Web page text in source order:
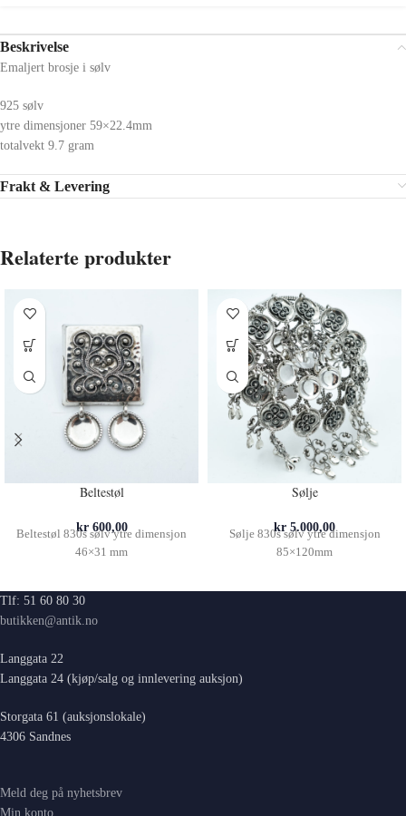
Beskrivelse
Emaljert brosje i sølv
925 sølv
ytre dimensjoner 59×22.4mm
totalvekt 9.7 gram
Frakt & Levering
Relaterte produkter
Beltestøl
kr600,00
Beltestøl 830s sølv ytre dimensjon
46×31 mm
Sølje
kr 5.000,00
Sølje 830s sølv ytre dimensjon
85×120mm
Tlf: 51 60 80 30
butikken@antik.no
Langgata 22
Langgata 24 (kjøp/salg og innlevering auksjon)
Storgata 61 (auksjonslokale)
4306 Sandnes
Meld deg på nyhetsbrev
Min konto